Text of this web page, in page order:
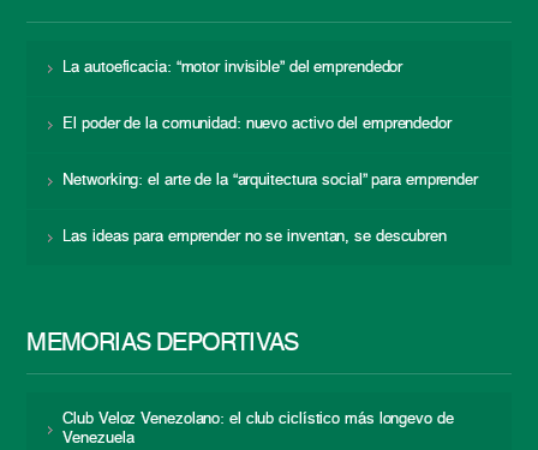
La autoeficacia: “motor invisible” del emprendedor
El poder de la comunidad: nuevo activo del emprendedor
Networking: el arte de la “arquitectura social” para emprender
Las ideas para emprender no se inventan, se descubren
MEMORIAS DEPORTIVAS
Club Veloz Venezolano: el club ciclístico más longevo de
Venezuela